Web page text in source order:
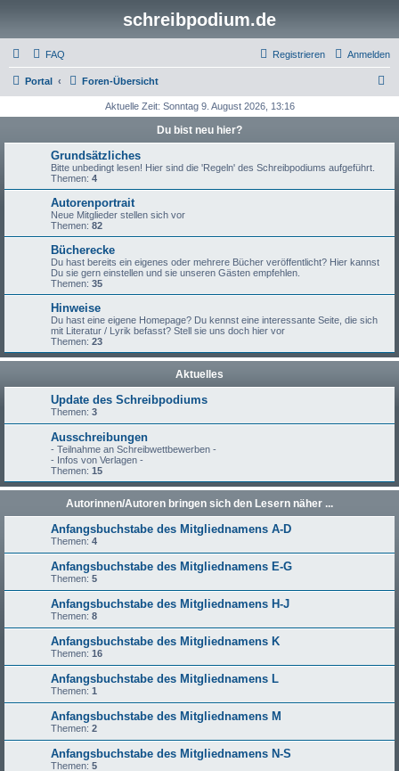
schreibpodium.de
FAQ Anmelden
Registrieren
Portal Foren-Übersicht
h
Aktuelle Zeit: Sonntag 9. August 2026, 13:16
Du bist neu hier?
Grundsätzliches
Bitte unbedingt lesen! Hier sind die 'Regeln' des Schreibpodiums aufgeführt.
Themen: 4
Autorenportrait
Neue Mitglieder stellen sich vor
Themen: 82
Bücherecke
Du hast bereits ein eigenes oder mehrere Bücher veröffentlicht? Hier kannst
Du sie gern einstellen und sie unseren Gästen empfehlen.
Themen: 35
Hinweise
Du hast eine eigene Homepage? Du kennst eine interessante Seite, die sich
mit Literatur / Lyrik befasst? Stell sie uns doch hier vor
Themen: 23
Aktuelles
Update des Schreibpodiums
Themen: 3
Ausschreibungen
- Teilnahme an Schreibwettbewerben -
- Infos von Verlagen -
Themen: 15
Autorinnen/Autoren bringen sich den Lesern näher ...
Anfangsbuchstabe des Mitgliednamens A-D
Themen: 4
Anfangsbuchstabe des Mitgliednamens E-G
Themen: 5
Anfangsbuchstabe des Mitgliednamens H-J
Themen: 8
Anfangsbuchstabe des Mitgliednamens K
Themen: 16
Anfangsbuchstabe des Mitgliednamens L
Themen: 1
Anfangsbuchstabe des Mitgliednamens M
Themen: 2
Anfangsbuchstabe des Mitgliednamens N-S
Themen: 5